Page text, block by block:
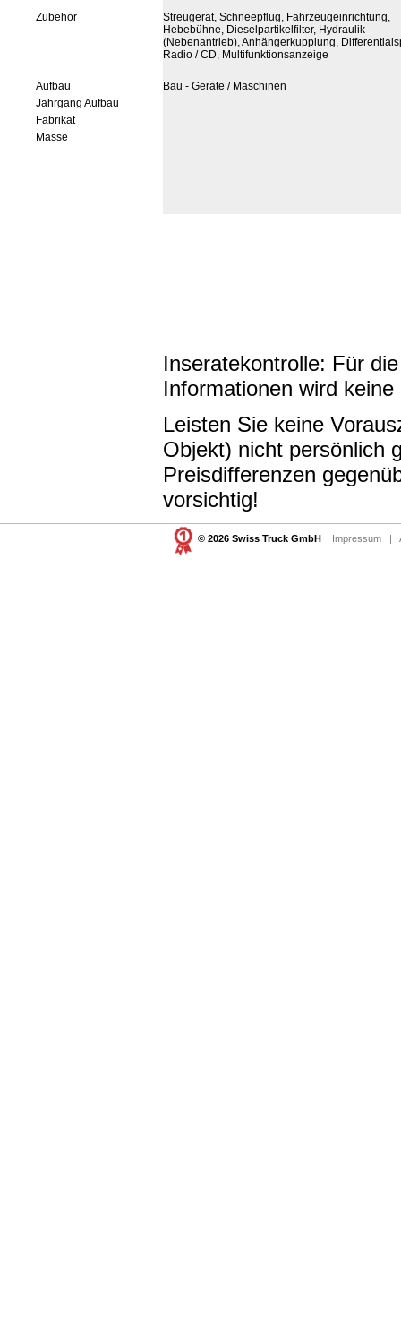
Zubehör
Streugerät, Schneepflug, Fahrzeugeinrichtung,
Hebebühne, Dieselpartikelfilter, Hydraulik
(Nebenantrieb), Anhängerkupplung,
Radio / CD, Multifunktionsanzeige
Aufbau
Bau - Geräte / Maschinen
Jahrgang Aufbau
Fabrikat
Masse
Inseratekontrolle: Für
Informationen wird
Leisten Sie keine
Objekt) nicht persönlich
Preisdifferenzen
vorsichtig!
© 2026 Swiss Truck GmbH Impressum |